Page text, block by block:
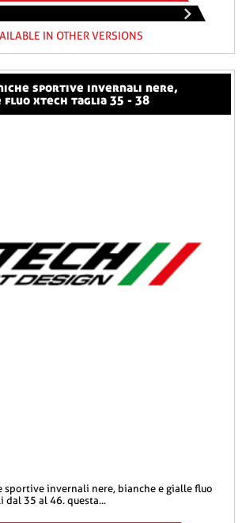
IN OTHER VERSIONS
fluo xtech taglia 35 - 38
35 al 46. questa...